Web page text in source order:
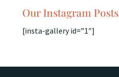
Our Instagram Posts
[insta-gallery id=”1″]